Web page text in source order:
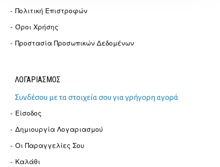
Πολιτική Επιστροφών
Όροι Χρήσης
Προστασία Προσωπικών Δεδομένων
ΛΟΓΑΡΙΑΣΜΟΣ
Συνδέσου με τα στοιχεία σου για γρήγορη αγορά
Είσοδος
Δημιουργία Λογαριασμού
Οι Παραγγελίες Σου
Καλάθι